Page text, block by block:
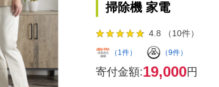
掃除機 家電
4.8 （10件）
（1件） （9件）
寄付金額:19,000円